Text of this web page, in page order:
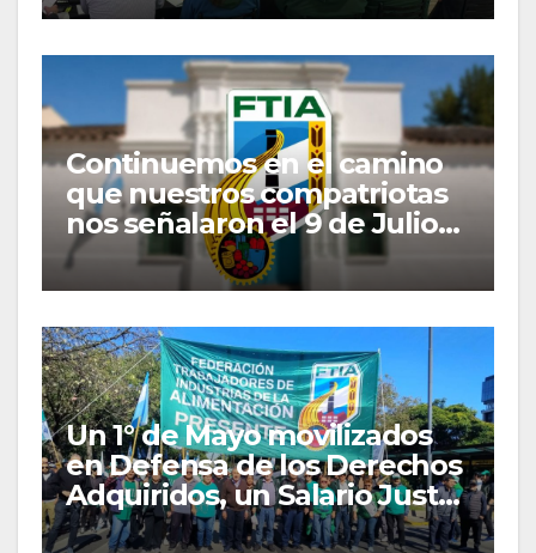
Continuemos en el camino
que nuestros compatriotas
nos señalaron el 9 de Julio
de 1816
Un 1° de Mayo movilizados
en Defensa de los Derechos
Adquiridos, un Salario Justo
y las Organizaciones